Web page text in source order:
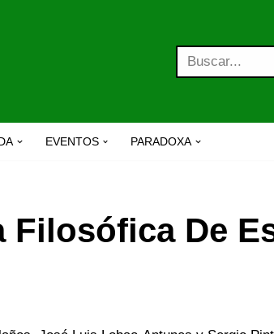
EVENTOS PARADOXA
Filosófica De